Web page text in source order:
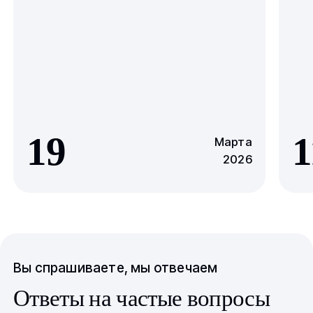
19
Марта
2026
Вы спрашиваете, мы отвечаем
Ответы на частые вопросы